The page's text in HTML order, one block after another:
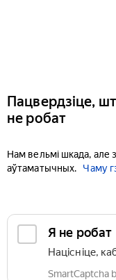
Пацвердзіце,
не робат
Нам вельмі шкада,
аўтаматычных.
Чаму
Я не робат
Націсніце,
SmartCaptcha